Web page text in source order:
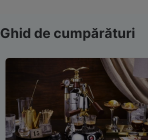
Ghid de cumpărături